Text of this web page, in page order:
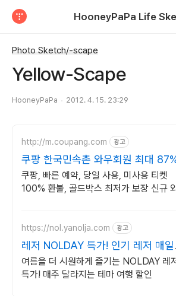
HooneyPaPa Life
Photo Sketch/-scape
Yellow-Scape
HooneyPaPa 2012. 4. 15. 23:29
http://m.coupang.com 광고
쿠팡 한국민속촌 와우회원 최대
할인
쿠팡, 빠른 예약, 당일 사용, 미사용 티켓
100% 환불, 골드박스 최저가 보장 신규
https://nol.yanolja.com 광고
레저 NOLDAY 특가! 인기 레저 매일
상시 할인
여름을 더 시원하게 즐기는 NOLDAY 레
특가! 매주 달라지는 테마 여행 할인